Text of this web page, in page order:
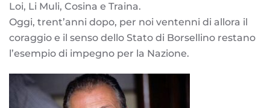
Loi, Li Muli, Cosina e Traina.
Oggi, trent’anni dopo, per noi ventenni di allora il
coraggio e il senso dello Stato di Borsellino restano
l’esempio di impegno per la Nazione.